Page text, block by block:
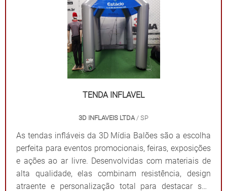
elas criam um ponto de referência visual que atrai o
público e fortalece sua presença em qualquer evento.
Por que escolher as tendas infláveis da 3D Mídia
impressões exclusivas. Praticidade: Fácil transporte,
montagem e desmontagem. Durabilidade: Feitas com
materiais resistentes para uso frequente. Impacto
visual: Garantem destaque em meio a qualquer
inesquecível com uma solução que combina
funcionalidade e impacto visual!
TENDA INFLAVEL
3D INFLAVEIS LTDA/ SP
As tendas infláveis da 3D Mídia Balões são a escolha
perfeita para eventos promocionais, feiras, exposições
e ações ao ar livre. Desenvolvidas com materiais de
alta qualidade, elas combinam resistência, design
atraente e personalização total para destacar sua